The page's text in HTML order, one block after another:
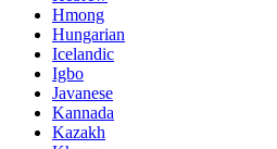
Hmong
Hungarian
Icelandic
Igbo
Javanese
Kannada
Kazakh